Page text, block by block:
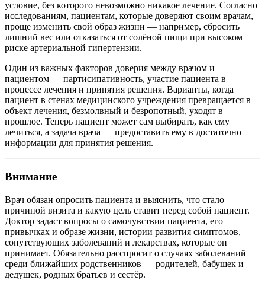
условие, без которого невозможно никакое лечение. Согласно
исследованиям, пациентам, которые доверяют своим врачам,
проще изменить свой образ жизни — например, сбросить
лишний вес или отказаться от солёной пищи при высоком
риске артериальной гипертензии.
Один из важных факторов доверия между врачом и
пациентом — партисипативность, участие пациента в
процессе лечения и принятия решения. Варианты, когда
пациент в стенах медицинского учреждения превращается в
объект лечения, безмолвный и безропотный, уходят в
прошлое. Теперь пациент может сам выбирать, как ему
лечиться, а задача врача — предоставить ему в достаточно
информации для принятия решения.
Внимание
Врач обязан опросить пациента и выяснить, что стало
причиной визита и какую цель ставит перед собой пациент.
Доктор задаст вопросы о самочувствии пациента, его
привычках и образе жизни, истории развития симптомов,
сопутствующих заболеваний и лекарствах, которые он
принимает. Обязательно расспросит о случаях заболеваний
среди ближайших родственников — родителей, бабушек и
дедушек, родных братьев и сестёр.